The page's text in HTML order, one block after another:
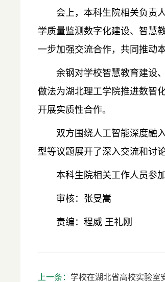
会上，本科生院相关负责
学质量监测数字化建设、智慧
一步加强交流合作，共同推动
余钢对学校智慧教育建设
做法为湖北理工学院推进数智
开展实质性合作。
双方围绕人工智能深度融
型等议题展开了深入交流和讨论
本科生院相关工作人员参加
审核：张旻嵩
责编：程威 王礼刚
上一条： 学校在湖北省高校实验室